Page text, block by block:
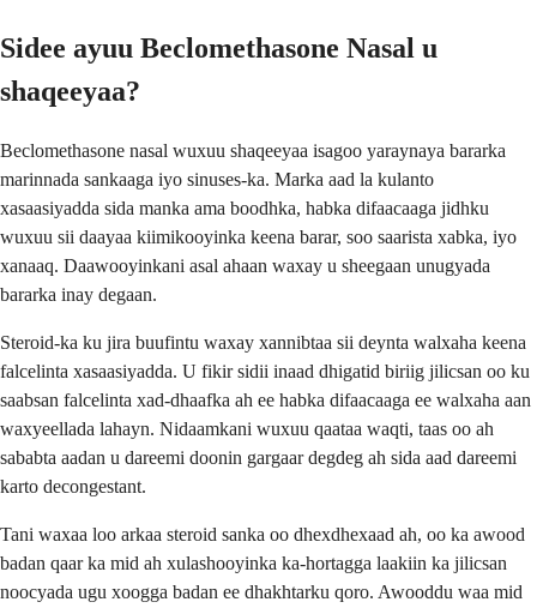
Sidee ayuu Beclomethasone Nasal u
shaqeeyaa?
Beclomethasone nasal wuxuu shaqeeyaa isagoo yaraynaya bararka
marinnada sankaaga iyo sinuses-ka. Marka aad la kulanto
xasaasiyadda sida manka ama boodhka, habka difaacaaga jidhku
wuxuu sii daayaa kiimikooyinka keena barar, soo saarista xabka, iyo
xanaaq. Daawooyinkani asal ahaan waxay u sheegaan unugyada
bararka inay degaan.
Steroid-ka ku jira buufintu waxay xannibtaa sii deynta walxaha keena
falcelinta xasaasiyadda. U fikir sidii inaad dhigatid biriig jilicsan oo ku
saabsan falcelinta xad-dhaafka ah ee habka difaacaaga ee walxaha aan
waxyeellada lahayn. Nidaamkani wuxuu qaataa waqti, taas oo ah
sababta aadan u dareemi doonin gargaar degdeg ah sida aad dareemi
karto decongestant.
Tani waxaa loo arkaa steroid sanka oo dhexdhexaad ah, oo ka awood
badan qaar ka mid ah xulashooyinka ka-hortagga laakiin ka jilicsan
noocyada ugu xoogga badan ee dhakhtarku qoro. Awooddu waa mid